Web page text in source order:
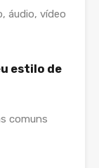
áudio, vídeo
estilo de
comuns